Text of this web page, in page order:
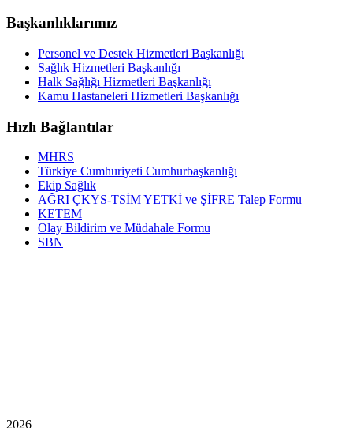
Başkanlıklarımız
Personel ve Destek Hizmetleri Başkanlığı
Sağlık Hizmetleri Başkanlığı
Halk Sağlığı Hizmetleri Başkanlığı
Kamu Hastaneleri Hizmetleri Başkanlığı
Hızlı Bağlantılar
MHRS
Türkiye Cumhuriyeti Cumhurbaşkanlığı
Ekip Sağlık
AĞRI ÇKYS-TSİM YETKİ ve ŞİFRE Talep Formu
KETEM
Olay Bildirim ve Müdahale Formu
SBN
2026